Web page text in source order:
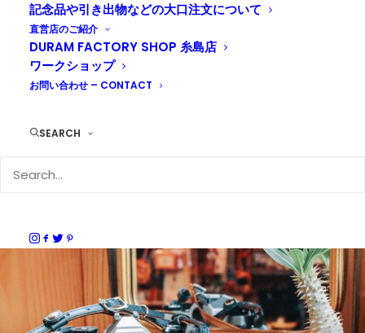
記念品や引き出物などの大口注文について
直営店のご紹介
DURAM FACTORY SHOP 糸島店
ワークショップ
お問い合わせ – CONTACT
SEARCH